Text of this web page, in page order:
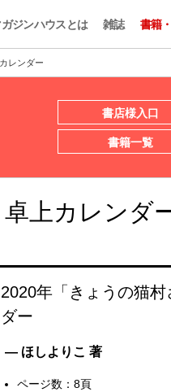
ジンハウスとは 雑誌 書籍
レンダー
書店様入口
書籍一覧
上カレンダ
2020年「きょうの猫
ダー
— ほしよりこ 著
ページ数：8頁